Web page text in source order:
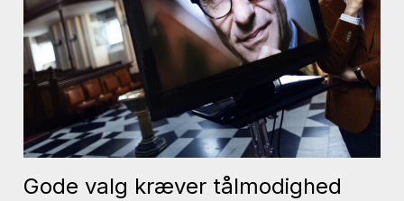
Gode valg kræver tålmodighed